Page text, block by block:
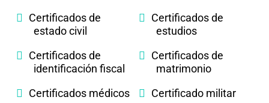
Certificados de
estado civil
Certificados de
estudios
Certificados de
identificación fiscal
Certificados de
matrimonio
Certificados médicos
Certificado militar